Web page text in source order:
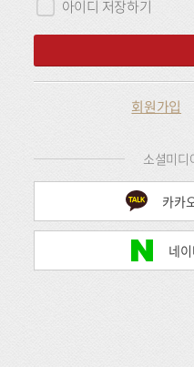
호
아이디 저장하기
회원가입
소셜미디
카카
네